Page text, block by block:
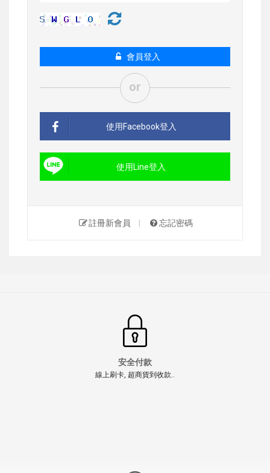
會員登入
or
使用Facebook登入
使用Line登入
註冊新會員 | 忘記密碼
安全付款
線上刷卡, 超商貨到收款..